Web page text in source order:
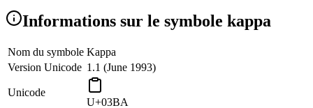
systèmes écrits et numériques de l'époque.
Kappa est largement utilisé dans divers contextes mathématiques et
Mesure statistique :Dans les statistiques, Kappa est utilisé
Informations sur le symbole kappa
Nom du symbole Kappa
Version Unicode 1.1 (June 1993)
Unicode
U+03BA